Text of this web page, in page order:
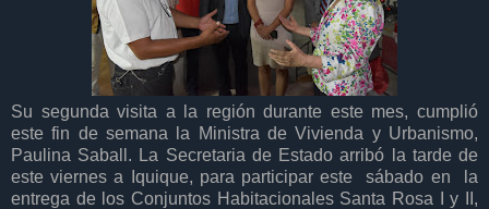
Su segunda visita a la región durante este mes, cumplió
este fin de semana la Ministra de Vivienda y Urbanismo,
Paulina Saball. La Secretaria de Estado arribó la tarde de
este viernes a Iquique, para participar este sábado en la
entrega de los Conjuntos Habitacionales Santa Rosa I y II,